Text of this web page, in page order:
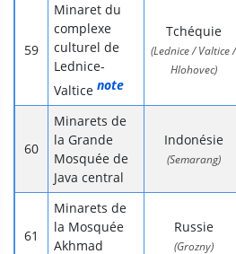
Minaret du
complexe
culturel de
Lednice-
Valtice note
Tchéquie
(Lednice / Valtice /
Hlohovec)
Minarets de
la Grande
Mosquée de
Java central
Indonésie
(Semarang)
Minarets de
la Mosquée
Akhmad
Russie
(Grozny)